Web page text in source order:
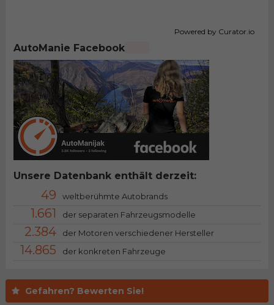
Gefahren? Bewerten Sie!
Powered by Curator.io
AutoManie Facebook
Unsere Datenbank enthält derzeit:
49 weltberühmte Autobrands
1.661 der separaten Fahrzeugsmodelle
2.384 der Motoren verschiedener Hersteller
14.865 der konkreten Fahrzeuge